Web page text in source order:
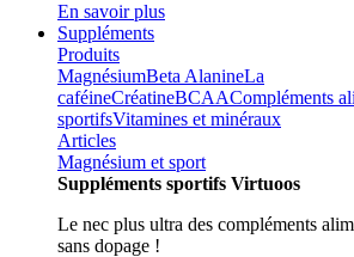
En savoir plus
Suppléments
Produits
MagnésiumBeta AlanineLa
caféineCréatineBCAACompléments
sportifsVitamines et minéraux
Articles
Magnésium et sport
Suppléments sportifs Virtuoos
Le nec plus ultra des compléments
sans dopage !